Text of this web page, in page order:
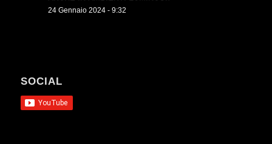
24 Gennaio 2024 - 9:32
SOCIAL